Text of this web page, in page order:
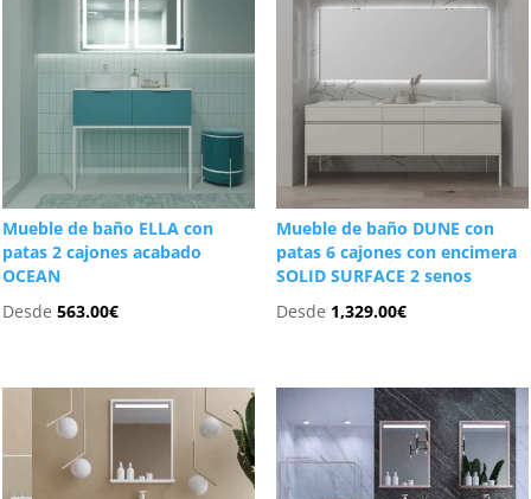
Mueble de baño ELLA con
patas 2 cajones acabado
OCEAN
Desde563.00€
Mueble de baño DUNE con
patas 6 cajones con encimera
SOLID SURFACE 2 senos
Desde 1,329.00€